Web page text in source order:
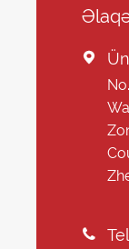

 Tel